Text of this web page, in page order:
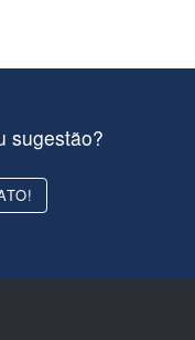
sugestão?